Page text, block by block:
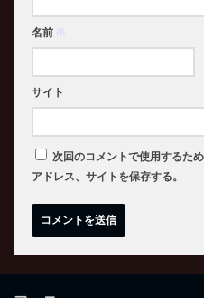
名前 ※
サイト
次回のコメントで使用するた
アドレス、サイトを保存する。